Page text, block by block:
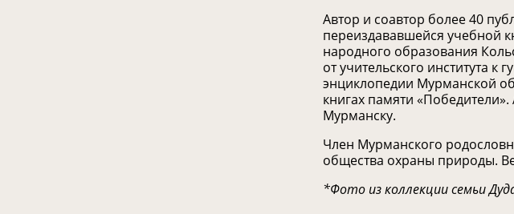
Автор и соавтор более 40
переиздававшейся учебной
народного образования
от учительского института к
энциклопедии Мурманской
книгах памяти
Мурманску.
Член Мурманского
общества охраны природы.
*Фото из коллекции семьи